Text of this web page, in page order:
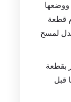
ووضعها
قطعة
لمسح
بقطعة
قبل